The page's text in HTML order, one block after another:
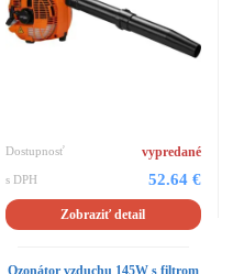
Dostupnosť vypredané
s DPH 52.64 €
Zobraziť detail